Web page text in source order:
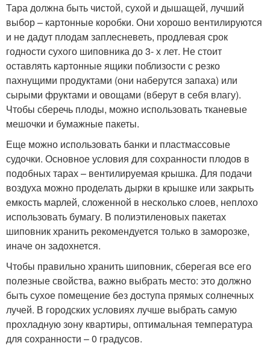
Тара должна быть чистой, сухой и дышащей, лучший
выбор – картонные коробки. Они хорошо вентилируются
и не дадут плодам заплесневеть, продлевая срок
годности сухого шиповника до 3- х лет. Не стоит
оставлять картонные ящики поблизости с резко
пахнущими продуктами (они наберутся запаха) или
сырыми фруктами и овощами (вберут в себя влагу).
Чтобы сберечь плоды, можно использовать тканевые
мешочки и бумажные пакеты.
Еще можно использовать банки и пластмассовые
судочки. Основное условия для сохранности плодов в
подобных тарах – вентилируемая крышка. Для подачи
воздуха можно проделать дырки в крышке или закрыть
емкость марлей, сложенной в несколько слоев, неплохо
использовать бумагу. В полиэтиленовых пакетах
шиповник хранить рекомендуется только в заморозке,
иначе он задохнется.
Чтобы правильно хранить шиповник, сберегая все его
полезные свойства, важно выбрать место: это должно
быть сухое помещение без доступа прямых солнечных
лучей. В городских условиях лучше выбрать самую
прохладную зону квартиры, оптимальная температура
для сохранности – 0 градусов.